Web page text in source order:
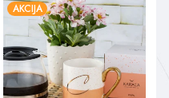
AKCIJA